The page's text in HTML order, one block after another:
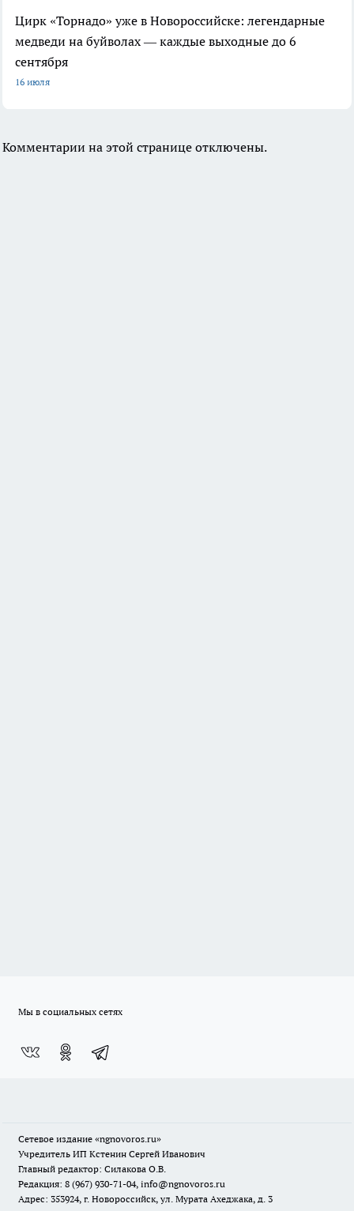
Цирк «Торнадо» уже в Новороссийске: легендарные
медведи на буйволах — каждые выходные до 6
сентября
16 июля
Комментарии на этой странице отключены.
Мы в социальных сетях
Сетевое издание «ngnovoros.ru»
Учредитель ИП Кстенин Сергей Иванович
Главный редактор: Силакова О.В.
Редакция: 8 (967) 930-71-04, info@ngnovoros.ru
Адрес: 353924, г. Новороссийск, ул. Мурата Ахеджака, д. 3